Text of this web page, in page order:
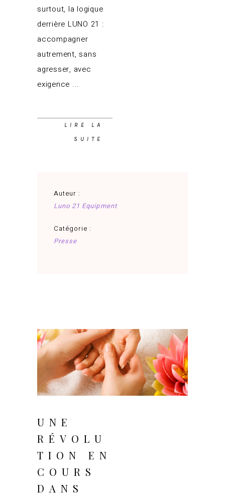
surtout, la logique
derrière LUNO 21 :
accompagner
autrement, sans
agresser, avec
exigence
LIRE LA
SUITE
Auteur :
Luno 21 Equipment
Catégorie :
Presse
septembre 4, 2025
UNE
RÉVOLU
TION EN
COURS
DANS